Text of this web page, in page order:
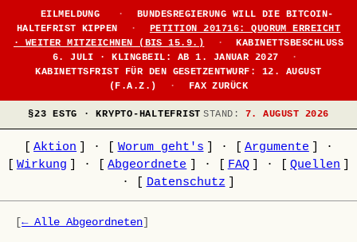
EILMELDUNG ·
BUNDESREGIERUNG WILL DIE BITCOIN-
HALTEFRIST KIPPEN
·
PETITION 201716: QUORUM ERREICHT
· WEITER MITZEICHNEN (BIS 15.9.)
·
KABINETTSBESCHLUSS
6. JULI · KLINGBEIL: AB 1. JANUAR 2027
·
KABINETTSFRIST FÜR DEN GESETZENTWURF: 12. AUGUST
(F.A.Z.)
· FAX ZURÜCK
§23 ESTG · KRYPTO-HALTEFRIST STAND: 7. AUGUST 2026
Aktion · Worum geht's · Argumente
·
Wirkung · Abgeordnete · FAQ · Quellen
·
Datenschutz
[← Alle Abgeordneten]